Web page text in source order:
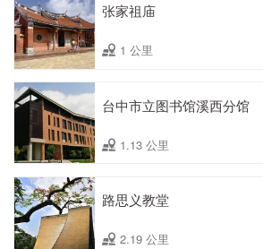
张家祖庙
1 公里
台中市立图书馆溪西分馆
1.13 公里
路思义教堂
2.19 公里